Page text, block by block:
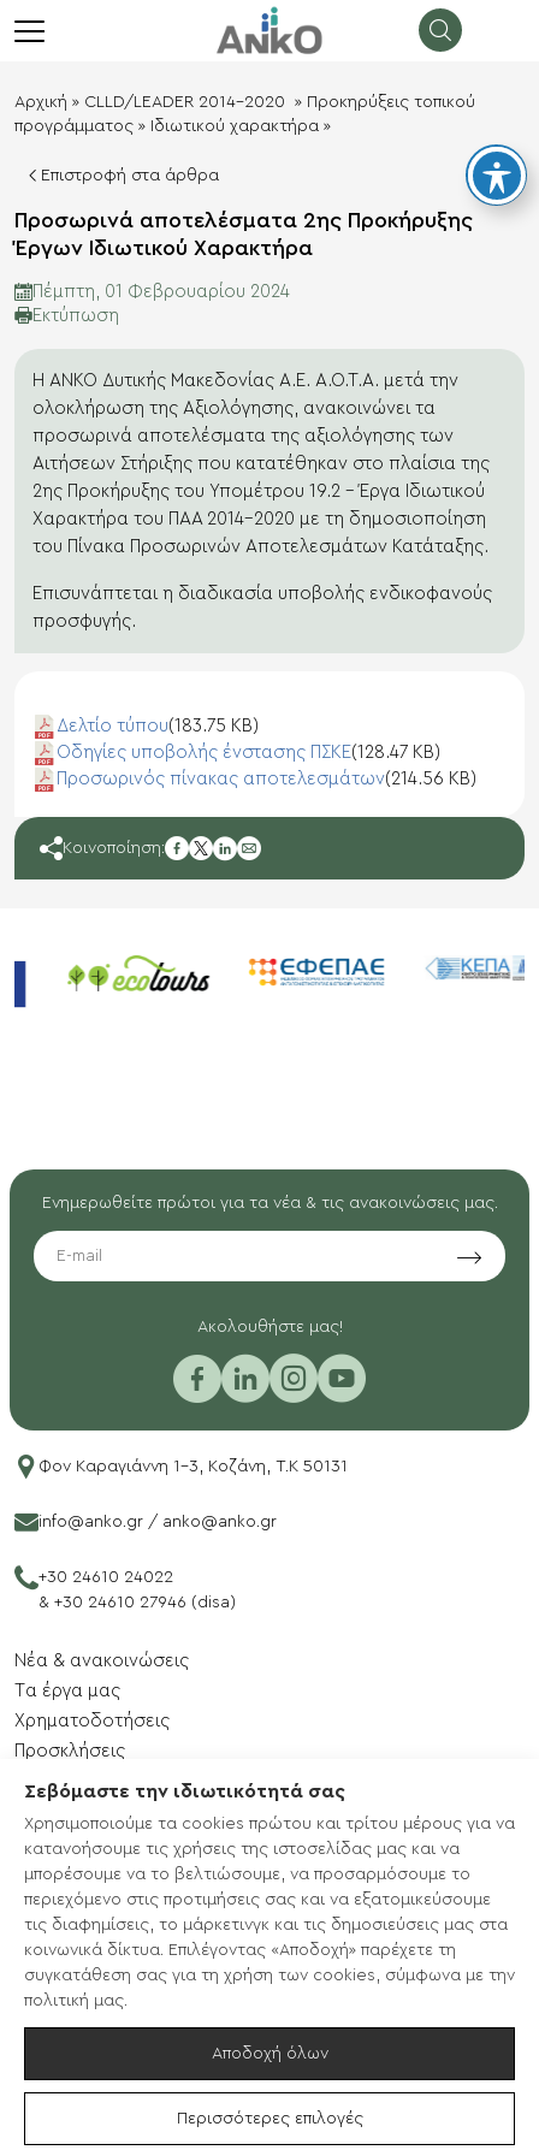
Σεβόμαστε την ιδιωτικότητά σας
Χρησιμοποιούμε τα cookies πρώτου και τρίτου μέρους για να
κατανοήσουμε τις χρήσεις της ιστοσελίδας μας και να
μπορέσουμε να το βελτιώσουμε, να προσαρμόσουμε το
περιεχόμενο στις προτιμήσεις σας και να εξατομικεύσουμε
τις διαφημίσεις, το μάρκετινγκ και τις δημοσιεύσεις μας στα
κοινωνικά δίκτυα. Επιλέγοντας «Αποδοχή» παρέχετε τη
συγκατάθεση σας για τη χρήση των cookies, σύμφωνα με την
πολιτική μας.
Περισσότερες επιλογές
Αποδοχή όλων
Αρχική » CLLD/LEADER 2014-2020 » Προκηρύξεις τοπικού
προγράμματος » Ιδιωτικού χαρακτήρα »
Επιστροφή στα άρθρα
Προσωρινά αποτελέσματα 2ης Προκήρυξης
Έργων Ιδιωτικού Χαρακτήρα
Πέμπτη, 01 Φεβρουαρίου 2024
Eκτύπωση
Η ΑΝΚΟ Δυτικής Μακεδονίας Α.Ε. Α.Ο.Τ.Α. μετά την
ολοκλήρωση της Αξιολόγησης, ανακοινώνει τα
προσωρινά αποτελέσματα της αξιολόγησης των
Αιτήσεων Στήριξης που κατατέθηκαν στο πλαίσια της
2ης Προκήρυξης του Υπομέτρου 19.2 – Έργα Ιδιωτικού
Χαρακτήρα του ΠΑΑ 2014-2020 με τη δημοσιοποίηση
του Πίνακα Προσωρινών Αποτελεσμάτων Κατάταξης.
Επισυνάπτεται η διαδικασία υποβολής ενδικοφανούς
προσφυγής.
Δελτίο τύπου(183.75 KB)
Οδηγίες υποβολής ένστασης ΠΣΚΕ (128.47 KB)
Προσωρινός πίνακας αποτελεσμάτων(214.56 KB)
Κοινοποίηση: facebook
twitter
linkedin
mail
Φίλτρα
Ενημερωθείτε πρώτοι για τα νέα & τις ανακοινώσεις μας.
EMAIL
Aκολουθήστε μας!
Φον Καραγιάννη 1-3, Κοζάνη, T.K 50131
info@anko.gr / anko@anko.gr
+30 24610 24022
& +30 24610 27946 (disa)
Νέα & ανακοινώσεις
Tα έργα μας
Xρηματοδοτήσεις
Προσκλήσεις
Εκδηλώσεις
Χάρτης ιστότοπου
CLLD/LEADER 2014-2020
LEADER ΣΣ ΚΑΠ 2023-2027
EcoTours
Enterprise Europe Network